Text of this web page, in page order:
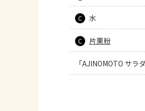
C 水
C 片栗粉
「AJINOMOTO サラ